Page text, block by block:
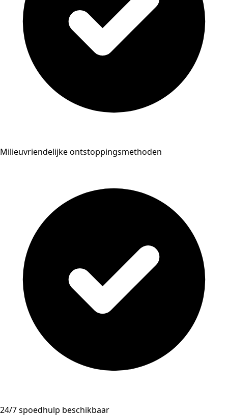
Milieuvriendelijke ontstoppingsmethoden
24/7 spoedhulp beschikbaar